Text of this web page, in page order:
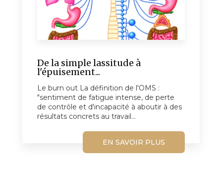
De la simple lassitude à
l'épuisement...
Le burn out La définition de l'OMS :
"sentiment de fatigue intense, de perte
de contrôle et d'incapacité à aboutir à des
résultats concrets au travail...
EN SAVOIR PLUS